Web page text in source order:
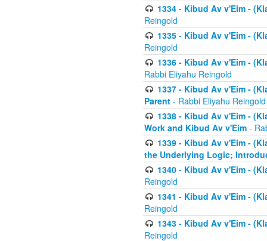
1334 - Kibud Av v'Eim -
Reingold
1335 - Kibud Av v'Eim -
Reingold
1336 - Kibud Av v'Eim -
Rabbi Eliyahu Reingold
1337 - Kibud Av v'Eim -
Parent - Rabbi Eliyahu Reingold
1338 - Kibud Av v'Eim -
Work and Kibud Av v'Eim -
1339 - Kibud Av v'Eim -
the Underlying Logic;
1340 - Kibud Av v'Eim -
Reingold
1341 - Kibud Av v'Eim -
Reingold
1343 - Kibud Av v'Eim -
Reingold